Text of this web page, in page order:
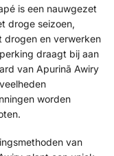
is een nauwgezet
droge seizoen,
drogen en verwerken
draagt bij aan
van Apurinã Awiry
worden
van